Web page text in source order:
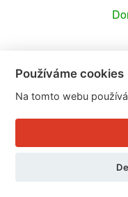
Používáme cookies
Na tomto webu